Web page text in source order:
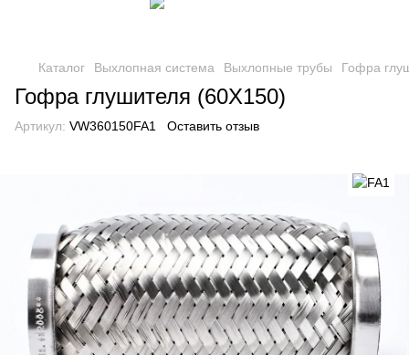
Каталог Выхлопная система Выхлопные трубы Гофра
Гофра глушителя (60X150)
Артикул: VW360150FA1 Оставить отзыв